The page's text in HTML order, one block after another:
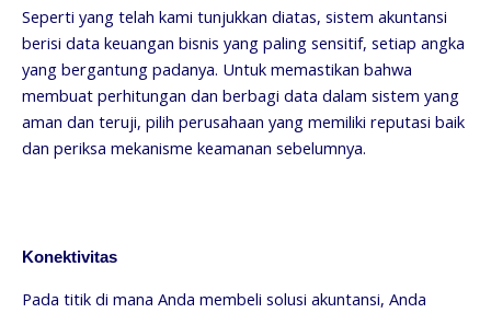
Seperti yang telah kami tunjukkan diatas, sistem akuntansi
berisi data keuangan bisnis yang paling sensitif, setiap angka
yang bergantung padanya. Untuk memastikan bahwa
membuat perhitungan dan berbagi data dalam sistem yang
aman dan teruji, pilih perusahaan yang memiliki reputasi baik
dan periksa mekanisme keamanan sebelumnya.
Konektivitas
Pada titik di mana Anda membeli solusi akuntansi, Anda